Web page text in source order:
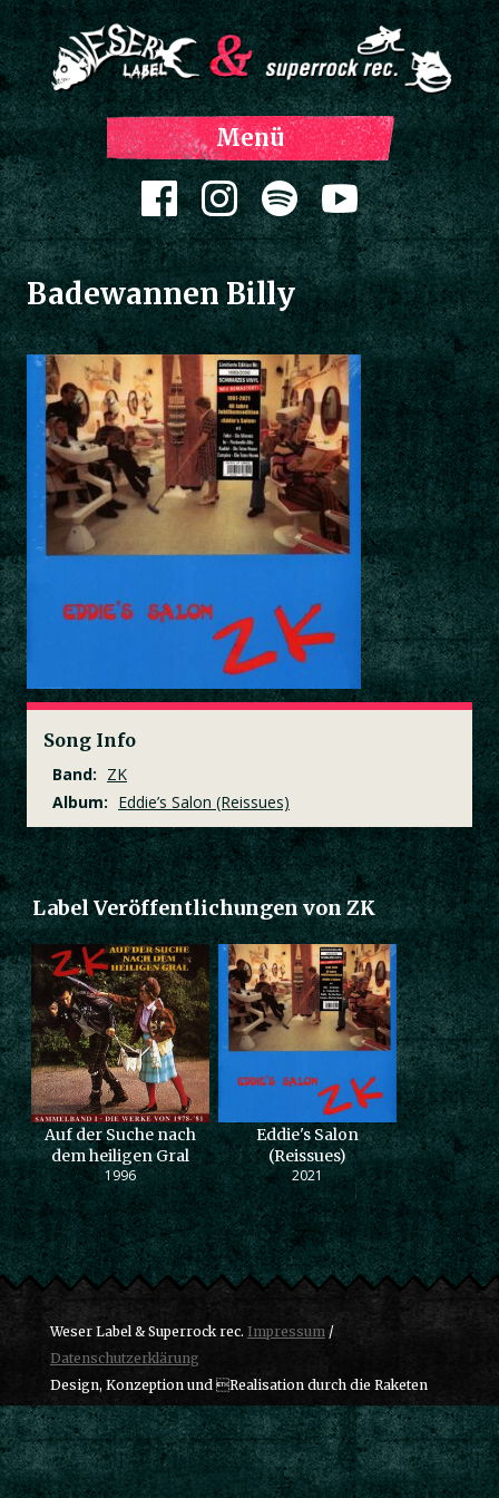
Menü
Zum Inhalt springen
Badewannen Billy
Song Info
Band: ZK
Album: Eddie’s Salon (Reissues)
Label Veröffentlichungen von ZK
Auf der Suche nach
dem heiligen Gral
1996
Eddie's Salon
(Reissues)
2021
Weser Label & Superrock rec. Impressum/
Datenschutzerklärung
Design, Konzeption und Realisation durch die Raketen